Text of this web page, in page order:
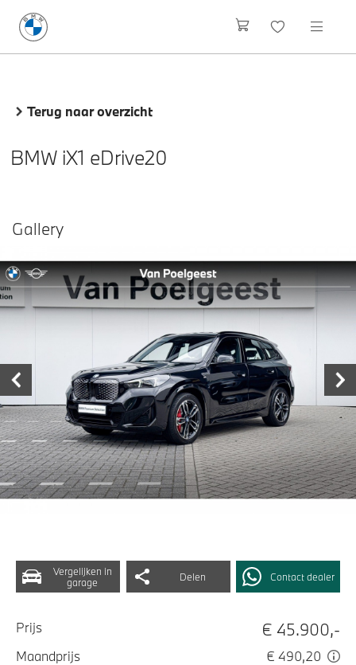
Terug naar overzicht
BMW iX1 eDrive20
Vergelijken in
garage
Delen Contact dealer
Prijs € 45.900,-
Maandprijs € 490,20
Gallery